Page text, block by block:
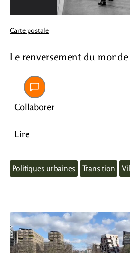
Carte postale
Le renversement du monde
Collaborer
Lire
Politiques urbaines Transition